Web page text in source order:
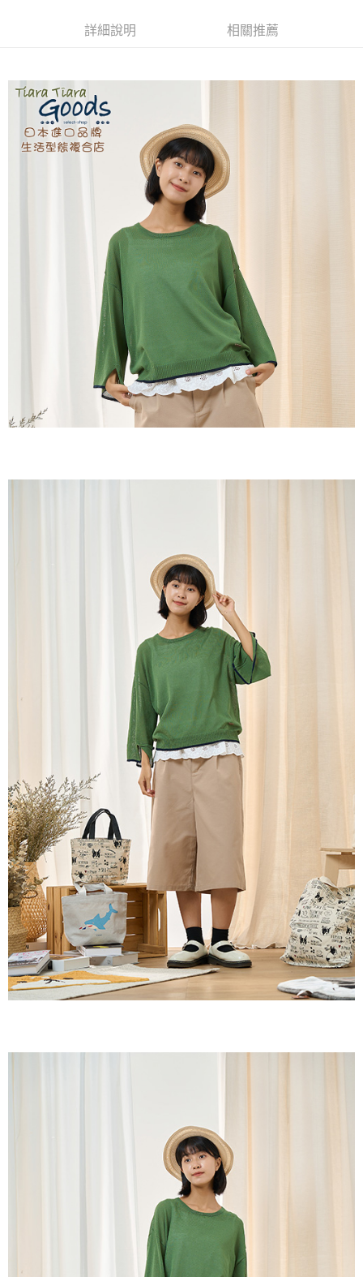
AFTEE先享後付
便利好安心！
１．簡單：不需註冊會員、不需綁卡、不需儲值。
２．便利：只要手機號碼，簡訊認證，即可結帳。
３．安心：先確認商品／服務後，再付款。
【「AFTEE先享後付」結帳流程】
１．於結帳方式選擇「AFTEE先享後付」後，將跳轉至「AFTEE先享後付」
結帳頁面，進行簡訊認證並確認金額後，即可完成結帳。
２．訂單成立數日內，您將收到繳費通知簡訊。
３．收到繳費通知簡訊後14天內，點擊此簡訊中的連結，可透過四大超商／
ATM／網路銀行／等多元方式進行付款，方視為交易完成。
※ 請注意：結帳手續完成當下不需立刻繳費，但若您需要取消訂單，請聯絡
購買商品的店家。未經商家同意取消之訂單仍視為有效，需透過AFTEE先享
後付繳納相關費用。
※ 交易是否成功請以「AFTEE先享後付 」之結帳頁面顯示為準，若有關於
是否繳費成功／繳費後需取消欲退款等相關疑問，請聯繫「AFTEE先享後付
https://netprotections.freshdesk.com/support/home
１．透過由恩沛科技股份有限公司提供之「AFTEE先享後付」服務完成之交
易，需依本服務之必要範圍內提供個人資料，並將交易相關給付款項請求債
權轉讓予恩沛科技股份有限公司。
２．關於個人資料處理事宜，請瀏覽以下網址：
https://aftee.tw/terms/#terms3
運送方式
全家取貨付款
每筆NT$60，滿NT$1,800(含以上)免運費
每筆NT$60，滿NT$1,800(含以上)免運費
每筆NT$60，滿NT$2,000(含以上)免運費
每筆NT$60，滿NT$2,000(含以上)免運費
黑貓宅急便(包裹尺寸60cm以下)
每筆NT$100，滿NT$2,000(含以上)免運費
黑貓宅急便(包裹尺寸90cm以下)
每筆NT$140，滿NT$2,000(含以上)免運費
詳細說明 相關推薦